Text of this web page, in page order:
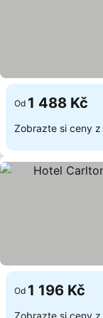
Od 1 488 Kč
Zobrazte si ceny z
Od 1 196 Kč
Zobrazte si ceny z